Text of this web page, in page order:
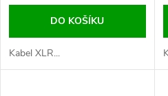
DO KOŠÍKU
Kabel XLR...